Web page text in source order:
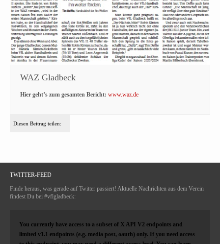
WAZ Gladbeck
Hier geht’s zum gesamten Bericht: www.waz.de
Diesen Beitrag teilen:
TWITTER-FEED
Finde heraus, was gerade auf Twitter passiert! Aktuelle Nachrichten aus dem Verein
findest Du bei #vflgladbeck:
You currently have access to a subset of X API V2 endpoints and
limited v1.1 endpoints (e.g. media post, oauth) only. If you need access